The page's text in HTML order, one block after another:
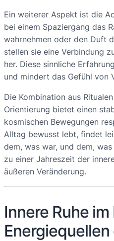
Ein weiterer Aspekt ist die
bei einem Spaziergang das
wahrnehmen oder den Duft
stellen sie eine Verbindung
her. Diese sinnliche
und mindert das Gefühl von
Die Kombination aus
Orientierung bietet einen
kosmischen Bewegungen
Alltag bewusst lebt, findet
dem, was war, und dem,
zu einer Jahreszeit der
äußeren Veränderung.
Innere Ruhe